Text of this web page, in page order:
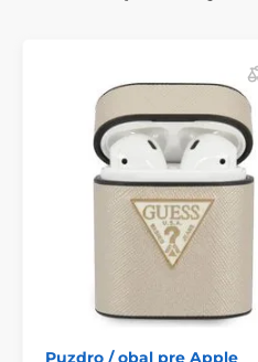
Puzdro / obal pre Apple